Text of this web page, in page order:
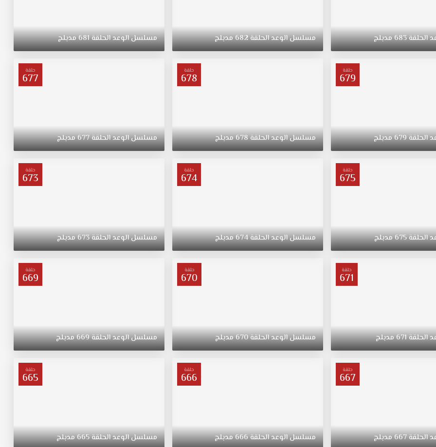
الحلقة683مدبلج مسلسلالوعدالحلقة682مدبلج مسلسلالوعدالحلقة681مدبلج
حلقة
679
الحلقة679مدبلج
حلقة
678
مسلسلالوعدالحلقة678مدبلج
حلقة
677
مسلسلالوعدالحلقة677مدبلج
حلقة
675
الحلقة675مدبلج
حلقة
674
مسلسلالوعدالحلقة674مدبلج
حلقة
673
مسلسلالوعدالحلقة673مدبلج
حلقة
671
الحلقة671مدبلج
حلقة
670
مسلسلالوعدالحلقة670مدبلج
حلقة
669
مسلسلالوعدالحلقة669مدبلج
حلقة
667
الحلقة667مدبلج
حلقة
666
مسلسلالوعدالحلقة666مدبلج
حلقة
665
مسلسلالوعدالحلقة665مدبلج